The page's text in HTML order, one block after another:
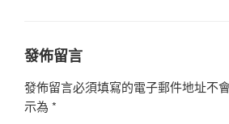
發佈留言
發佈留言必須填寫的電子郵件地址不
示為 *